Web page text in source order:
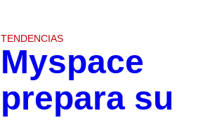
TENDENCIAS
Myspace
prepara su